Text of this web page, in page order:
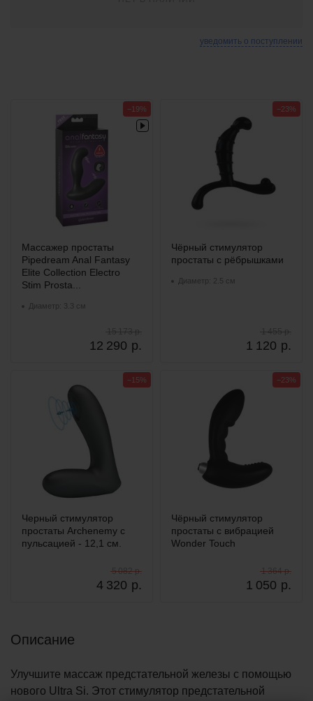
уведомить о поступлении
Массажер простаты
Pipedream Anal Fantasy
Elite Collection Electro
Stim Prosta...
Диаметр: 3.3 см
12 290 р.
15 173 р.
−19%
Чёрный стимулятор
простаты с рёбрышками
Диаметр: 2.5 см
1 120 р.
1 455 р.
−23%
Черный стимулятор
простаты Archenemy с
пульсацией - 12,1 см.
4 320 р.
5 082 р.
−15%
Чёрный стимулятор
простаты с вибрацией
Wonder Touch
1 050 р.
1 364 р.
−23%
Описание
Улучшите массаж предстательной железы с помощью
нового Ultra Si. Этот стимулятор предстательной